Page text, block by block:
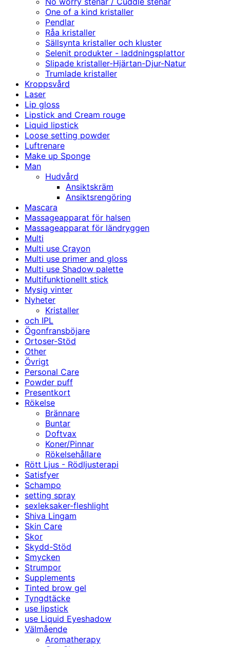
One of a kind kristaller
Pendlar
Råa kristaller
Sällsynta kristaller och kluster
Selenit produkter - laddningsplattor
Slipade kristaller-Hjärtan-Djur-Natur
Trumlade kristaller
Kroppsvård
Laser
Lip gloss
Lipstick and Cream rouge
Liquid lipstick
Loose setting powder
Luftrenare
Make up Sponge
Man
Hudvård
Ansiktskräm
Ansiktsrengöring
Mascara
Massageapparat för halsen
Massageapparat för ländryggen
Multi
Multi use Crayon
Multi use primer and gloss
Multi use Shadow palette
Multifunktionellt stick
Mysig vinter
Nyheter
Kristaller
och IPL
Ögonfransböjare
Ortoser-Stöd
Other
Övrigt
Personal Care
Powder puff
Presentkort
Rökelse
Brännare
Buntar
Doftvax
Koner/Pinnar
Rökelsehållare
Rött Ljus - Rödljusterapi
Satisfyer
Schampo
setting spray
sexleksaker-fleshlight
Shiva Lingam
Skin Care
Skor
Skydd-Stöd
Smycken
Strumpor
Supplements
Tinted brow gel
Tyngdtäcke
use lipstick
use Liquid Eyeshadow
Välmående
Aromatherapy